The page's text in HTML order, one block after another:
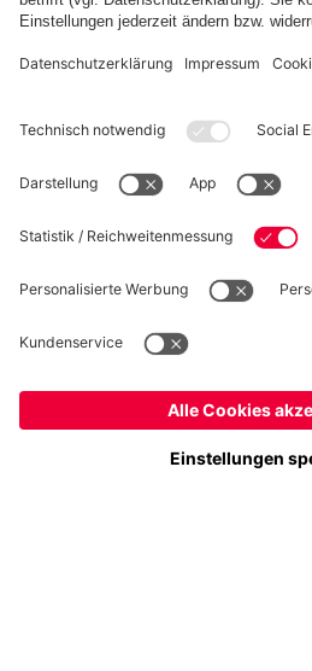
WIDERRUF
Cookie
Preise inkl. Steuern
© FC Bayern
FC Bayern München AG, Säbener
Ja,Schweiz, um
Weltweit, um